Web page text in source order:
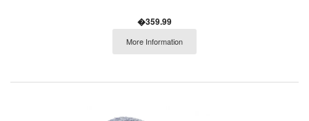
�359.99
More Information